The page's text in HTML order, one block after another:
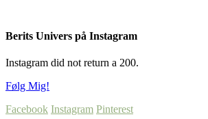
Berits Univers på Instagram
Instagram did not return a 200.
Følg Mig!
Facebook Instagram Pinterest